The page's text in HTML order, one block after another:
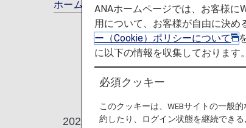
ホーム ANAからのお知らせ ANA
2022年11月18-19日に「ANA ʻAha
ANAホームページでは、お客様に
用について、お客様が自由に決め
ー（Cookie）ポリシーについて
に以下の情報を収集しております。
必須クッキー
このクッキーは、WEBサイトの一般
約したり、ログイン状態を継続できる